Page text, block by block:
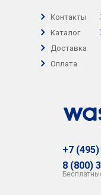
Контакты
Каталог
Доставка
Оплата
+7
8 (800)